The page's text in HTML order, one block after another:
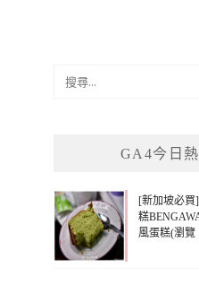
GA4今日
[新加坡必買
糕
風蛋糕(瀏覽